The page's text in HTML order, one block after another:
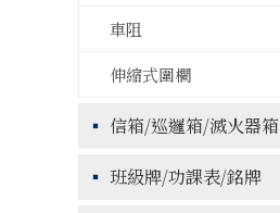
車阻
伸縮式圍欄
信箱/巡邏箱/滅火器箱
班級牌/功課表/銘牌